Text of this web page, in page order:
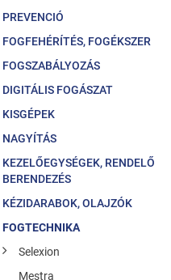
PREVENCIÓ
FOGFEHÉRÍTÉS, FOGÉKSZER
FOGSZABÁLYOZÁS
DIGITÁLIS FOGÁSZAT
KISGÉPEK
NAGYÍTÁS
KEZELŐEGYSÉGEK, RENDELŐ
BERENDEZÉS
KÉZIDARABOK, OLAJZÓK
FOGTECHNIKA
Selexion
Mestra